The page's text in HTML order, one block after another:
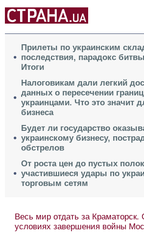
Прилеты по украинским
последствия, парадокс
Итоги
Налоговикам дали легкий
данных о пересечении
украинцами. Что это значит
бизнеса
Будет ли государство
украинскому бизнесу,
обстрелов
От роста цен до пустых
участившиеся удары по
торговым сетям
Весь мир отдать за Краматорск.
условиях завершения войны